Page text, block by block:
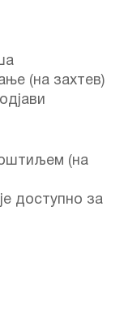
(на захтев)
(на
доступно за